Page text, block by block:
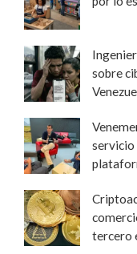
sobre
servicio
tercero